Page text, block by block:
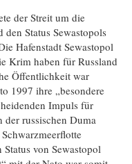
der Streit um die
Status Sewastopols
Hafenstadt Sewastopol
Krim haben für Russland
Öffentlichkeit war
1997 ihre „besondere
Impuls für
der russischen Duma
von Sewastopol